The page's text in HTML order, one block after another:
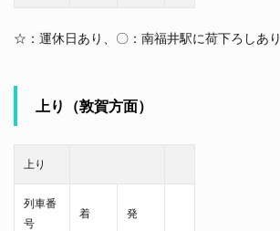
☆：運休日あり、〇：南福井駅に荷下ろしあり
上り（敦賀方面）
上り
列車番
号
着 発